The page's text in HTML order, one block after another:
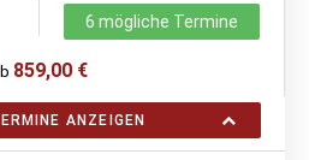
6 mögliche Termine
859,00 €
ANZEIGEN